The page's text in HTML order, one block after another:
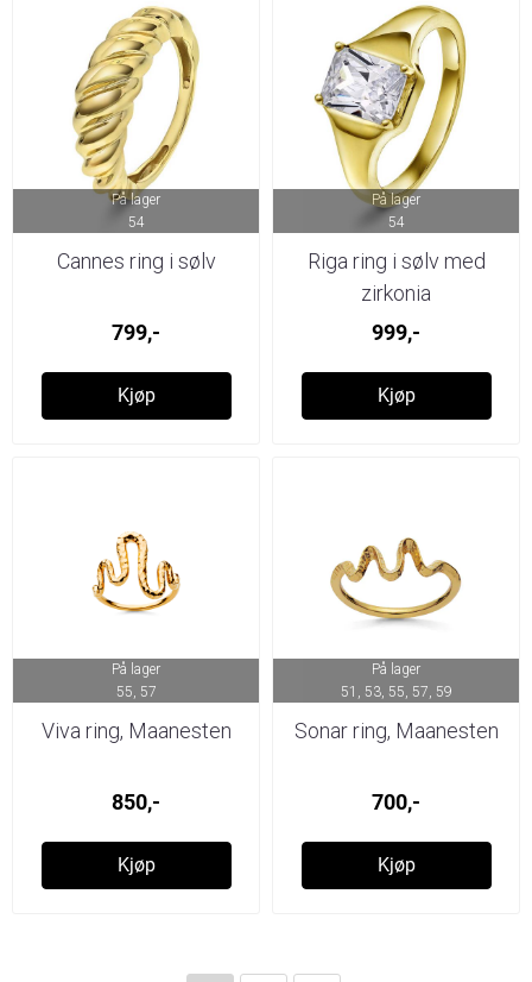
På lager
54
Cannes ring i sølv
799,-
Kjøp
På lager
54
Riga ring i sølv med
zirkonia
999,-
Kjøp
På lager
55, 57
Viva ring, Maanesten
850,-
Kjøp
På lager
51, 53, 55, 57, 59
Sonar ring, Maanesten
700,-
Kjøp